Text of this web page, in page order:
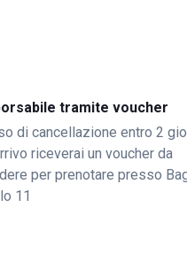
tramite voucher
di cancellazione entro 2
riceverai un voucher da
per prenotare presso
11